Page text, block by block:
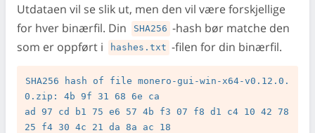
Utdataen vil se slik ut, men den vil være forskjellige
for hver binærfil. Din
SHA256 -hash bør matche den
som er oppført i
hashes.txt -filen for din binærfil.
SHA256 hash of file monero-gui-win-x64-v0.12.0.
0.zip: 4b 9f 31 68 6e ca
ad 97 cd b1 75 e6 57 4b f3 07 f8 d1 c4 10 42 78
25 f4 30 4c 21 da 8a ac 18